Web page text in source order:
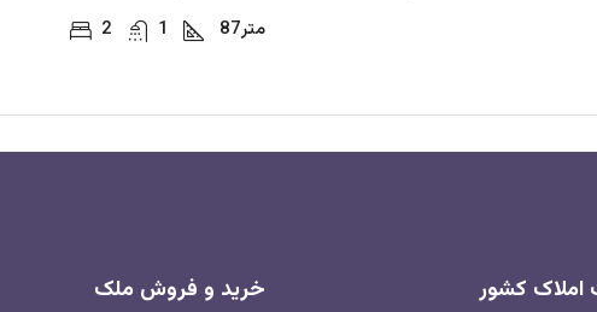
2
1 87متر
املاک کشور خرید و فروش ملک